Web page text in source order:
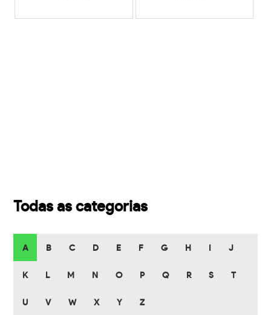
Todas as categorias
A B C D E F G H J
K L M N O P Q R S T
U V W X Y Z